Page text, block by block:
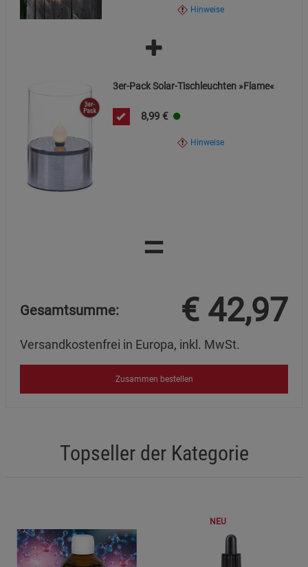
Hinweise
3er-Pack Solar-Tischleuchten »Flame«
8,99 €
Hinweise
=
Gesamtsumme: € 42,97
Versandkostenfrei in Europa, inkl. MwSt.
Zusammen bestellen
Topseller der Kategorie
NEU
Beschreibung Marketing Cookies
Cookie-Informationen